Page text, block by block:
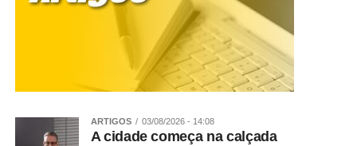
ARTIGOS 03/08/2026 - 14:08
A cidade começa na calçada